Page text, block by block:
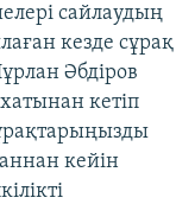
сайлаудың
кезде сұрақ
Әбдіров
кетіп
кейін